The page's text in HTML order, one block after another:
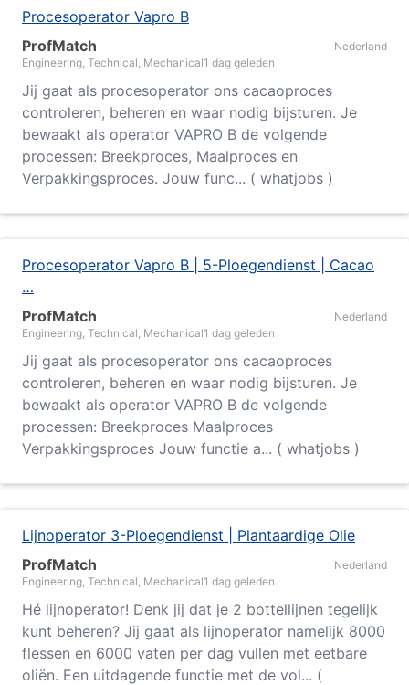
Procesoperator Vapro B
ProfMatch
Nederland
Engineering, Technical, Mechanical1 dag geleden
Jij gaat als procesoperator ons cacaoproces
controleren, beheren en waar nodig bijsturen. Je
bewaakt als operator VAPRO B de volgende
processen: Breekproces, Maalproces en
Verpakkingsproces. Jouw func... ( whatjobs )
Procesoperator Vapro B | 5-Ploegendienst | Cacao
…
ProfMatch
Nederland
Engineering, Technical, Mechanical1 dag geleden
Jij gaat als procesoperator ons cacaoproces
controleren, beheren en waar nodig bijsturen. Je
bewaakt als operator VAPRO B de volgende
processen: Breekproces Maalproces
Verpakkingsproces Jouw functie a... ( whatjobs )
Lijnoperator 3-Ploegendienst | Plantaardige Olie
ProfMatch
Nederland
Engineering, Technical, Mechanical1 dag geleden
Hé lijnoperator! Denk jij dat je 2 bottellijnen tegelijk
kunt beheren? Jij gaat als lijnoperator namelijk 8000
flessen en 6000 vaten per dag vullen met eetbare
oliën. Een uitdagende functie met de vol... (